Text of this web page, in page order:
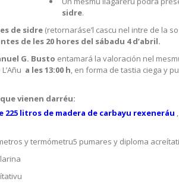
sidre.
de sidre (retornaráse’l cascu nel intre de la
de les 20 hores del sábadu 4 d’abril.
G. Busto entamará la valoración nel
a les 13:00 h, en forma de tastia ciega y
vienen darréu:
225 litros de madera de carbayu rexeneráu
y termómetru5 pumares y diploma